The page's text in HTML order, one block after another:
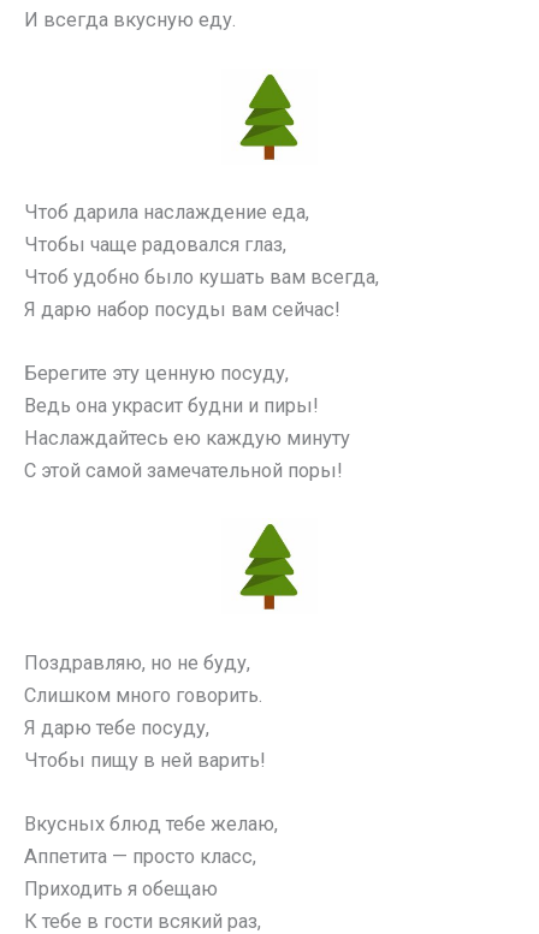
И всегда вкусную еду.
Чтоб дарила наслаждение еда,
Чтобы чаще радовался глаз,
Чтоб удобно было кушать вам всегда,
Я дарю набор посуды вам сейчас!
Берегите эту ценную посуду,
Ведь она украсит будни и пиры!
Наслаждайтесь ею каждую минуту
С этой самой замечательной поры!
Поздравляю, но не буду,
Слишком много говорить.
Я дарю тебе посуду,
Чтобы пищу в ней варить!
Вкусных блюд тебе желаю,
Аппетита — просто класс,
Приходить я обещаю
К тебе в гости всякий раз,